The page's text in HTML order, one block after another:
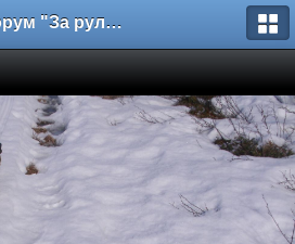
Форум "За рулем"